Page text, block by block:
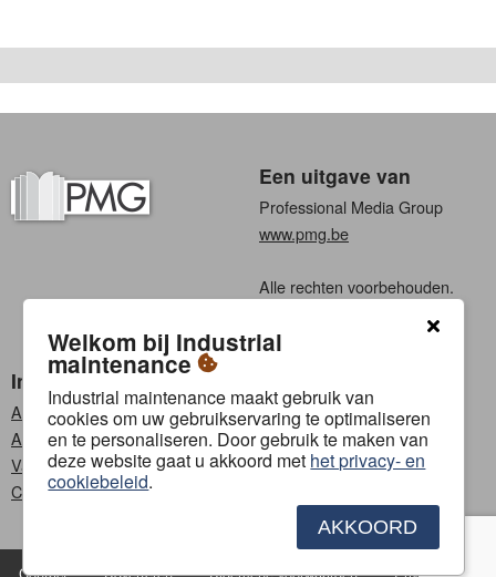
Een uitgave van
Professional Media Group
www.pmg.be
Alle rechten voorbehouden.
Privacy
Industrial maintenance
Abonneren
Adverteren
Vacatures
Contact
Nederlands
Frans
Welkom bij Industrial
maintenance
Industrial maintenance maakt gebruik van
cookies om uw gebruikservaring te optimaliseren
en te personaliseren. Door gebruik te maken van
deze website gaat u akkoord met het privacy- en
cookiebeleid.
AKKOORD